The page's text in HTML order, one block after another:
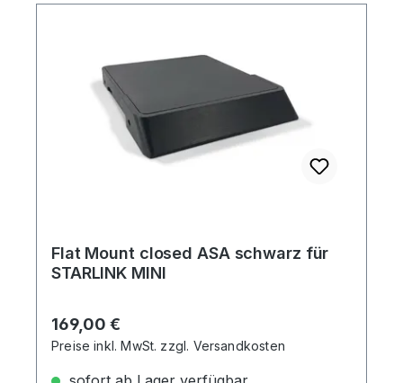
Flat Mount closed ASA schwarz für
STARLINK MINI
Regulärer Preis:
169,00 €
Preise inkl. MwSt. zzgl. Versandkosten